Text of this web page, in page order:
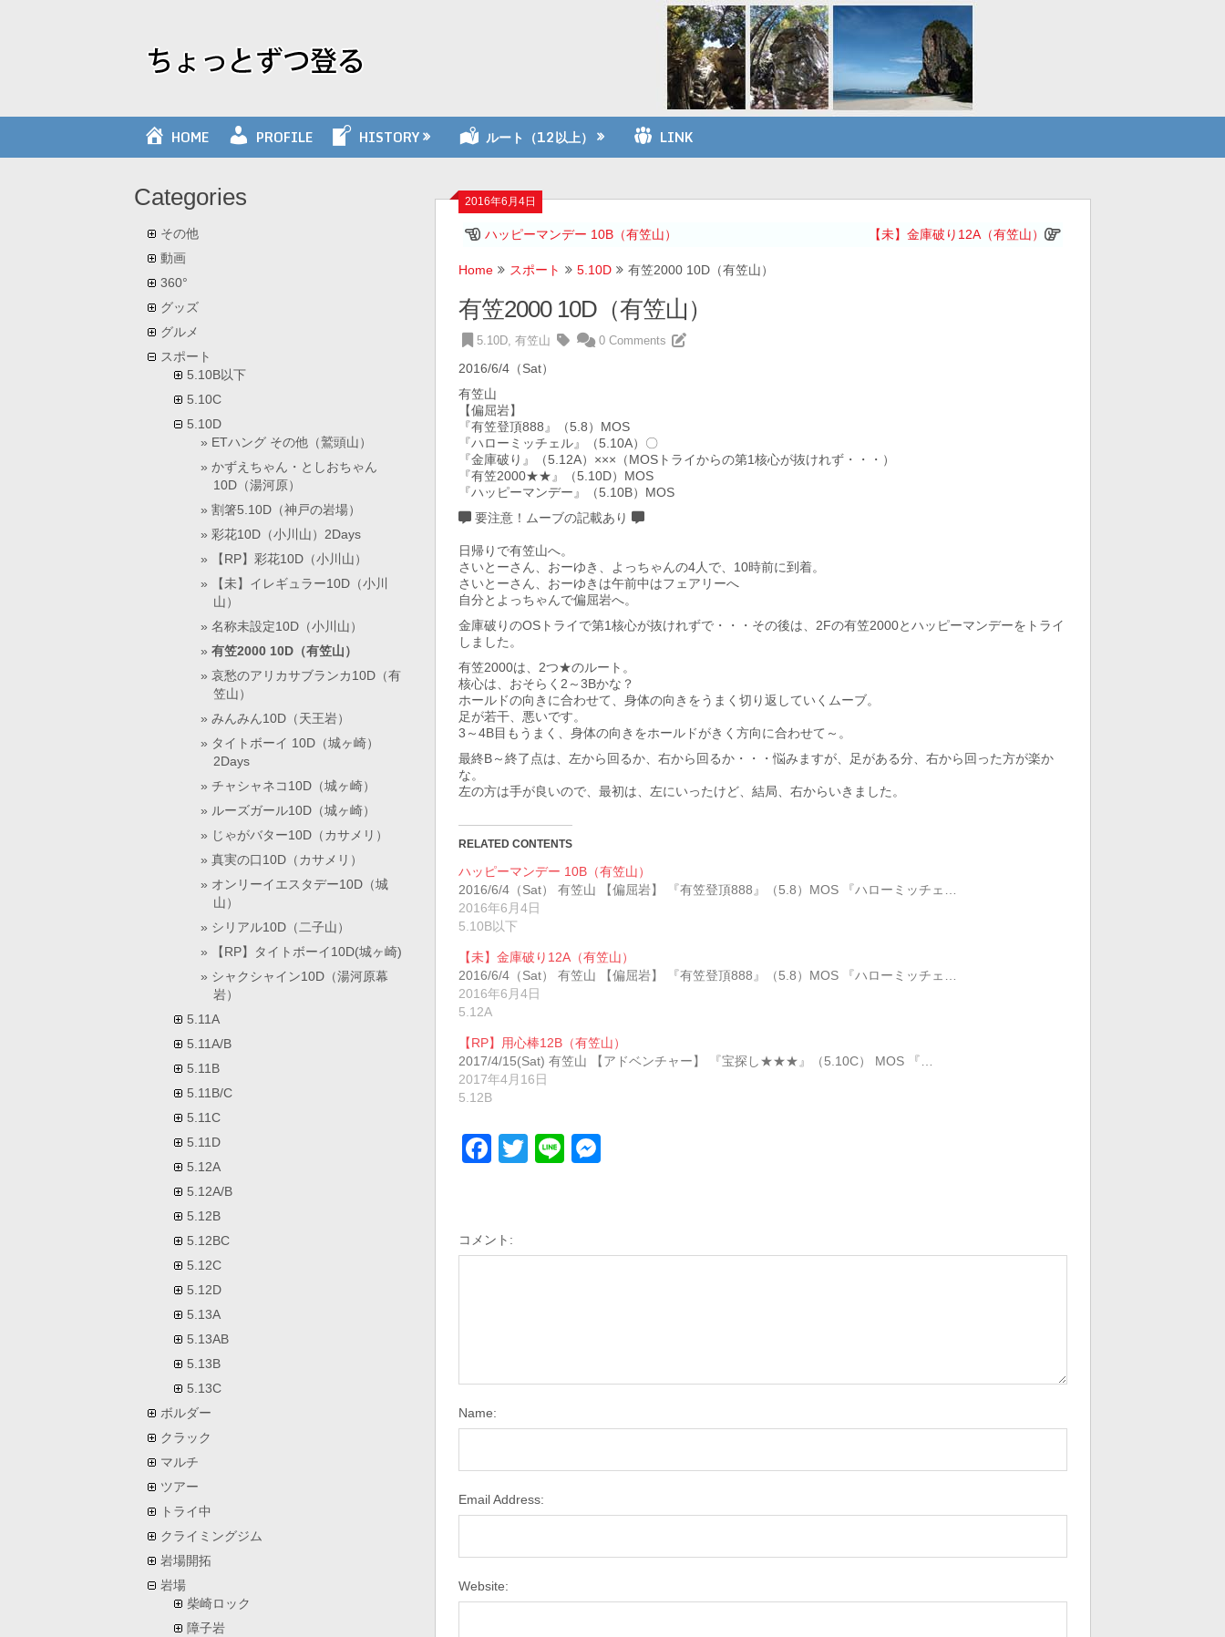
HOME PROFILE HISTORY ルート（12以上） LINK
2016年6月4日
ハッピーマンデー 10B（有笠山） 【未】金庫破り12A（有笠山）
Home スポート 5.10D 有笠2000 10D（有笠山）
有笠2000 10D（有笠山）
5.10D,有笠山 0 Comments
2016/6/4（Sat）
有笠山
【偏屈岩】
『有笠登頂888』（5.8）MOS
『ハローミッチェル』（5.10A）〇
『金庫破り』（5.12A）×××（MOSトライからの第1核心が抜けれず・・・）
『有笠2000★★』（5.10D）MOS
『ハッピーマンデー』（5.10B）MOS
要注意！ムーブの記載あり
日帰りで有笠山へ。
さいとーさん、おーゆき、よっちゃんの4人で、10時前に到着。
さいとーさん、おーゆきは午前中はフェアリーへ
自分とよっちゃんで偏屈岩へ。
金庫破りのOSトライで第1核心が抜けれずで・・・その後は、2Fの有笠2000とハッピーマンデーをトライ
しました。
有笠2000は、2つ★のルート。
核心は、おそらく2～3Bかな？
ホールドの向きに合わせて、身体の向きをうまく切り返していくムーブ。
足が若干、悪いです。
3～4B目もうまく、身体の向きをホールドがきく方向に合わせて～。
最終B～終了点は、左から回るか、右から回るか・・・悩みますが、足がある分、右から回った方が楽か
な。
左の方は手が良いので、最初は、左にいったけど、結局、右からいきました。
RELATED CONTENTS
ハッピーマンデー 10B（有笠山）
2016/6/4（Sat） 有笠山 【偏屈岩】 『有笠登頂888』（5.8）MOS 『ハローミッチェ…
2016年6月4日
5.10B以下
【未】金庫破り12A（有笠山）
2016/6/4（Sat） 有笠山 【偏屈岩】 『有笠登頂888』（5.8）MOS 『ハローミッチェ…
2016年6月4日
5.12A
【RP】用心棒12B（有笠山）
2017/4/15(Sat) 有笠山 【アドベンチャー】 『宝探し★★★』（5.10C） MOS 『…
2017年4月16日
5.12B
Facebook
Twitter
Line
コメント:
Name:
Email Address:
Website:
Categories
その他
動画
360°
グッズ
グルメ
スポート
5.10B以下
5.10C
5.10D
ETハング その他（鷲頭山）
かずえちゃん・としおちゃん
10D（湯河原）
割箸5.10D（神戸の岩場）
彩花10D（小川山）2Days
【RP】彩花10D（小川山）
【未】イレギュラー10D（小川
山）
名称未設定10D（小川山）
有笠2000 10D（有笠山）
哀愁のアリカサブランカ10D（有
笠山）
みんみん10D（天王岩）
タイトボーイ 10D（城ヶ崎）
2Days
チャシャネコ10D（城ヶ崎）
ルーズガール10D（城ヶ崎）
じゃがバター10D（カサメリ）
真実の口10D（カサメリ）
オンリーイエスタデー10D（城
山）
シリアル10D（二子山）
【RP】タイトボーイ10D(城ヶ崎)
シャクシャイン10D（湯河原幕
岩）
5.11A
5.11A/B
5.11B
5.11B/C
5.11C
5.11D
5.12A
5.12A/B
5.12B
5.12BC
5.12C
5.12D
5.13A
5.13AB
5.13B
5.13C
ボルダー
クラック
マルチ
ツアー
トライ中
クライミングジム
岩場開拓
岩場
柴崎ロック
障子岩